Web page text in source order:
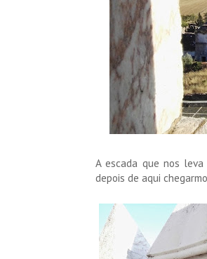
A escada que nos
depois de aqui